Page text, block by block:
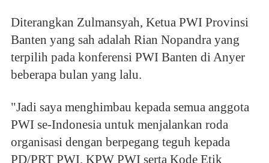
Diterangkan Zulmansyah, Ketua PWI Provinsi
Banten yang sah adalah Rian Nopandra yang
terpilih pada konferensi PWI Banten di Anyer
beberapa bulan yang lalu.
"Jadi saya menghimbau kepada semua anggota
PWI se-Indonesia untuk menjalankan roda
organisasi dengan berpegang teguh kepada
PD/PRT PWI, KPW PWI serta Kode Etik